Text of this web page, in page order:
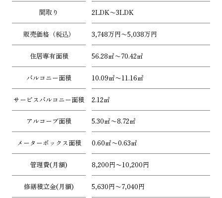
間取り 2LDK〜3LDK
販売価格（税込） 3,748万円〜5,038万円
住居専有面積 56.28㎡〜70.42㎡
バルコニー面積 10.09㎡〜11.16㎡
サービスバルコニー面積 2.12㎡
アルコーブ面積 5.30㎡〜8.72㎡
メーターボックス面積 0.60㎡〜0.63㎡
管理費(月額) 8,200円〜10,200円
修繕積立金(月額) 5,630円〜7,040円